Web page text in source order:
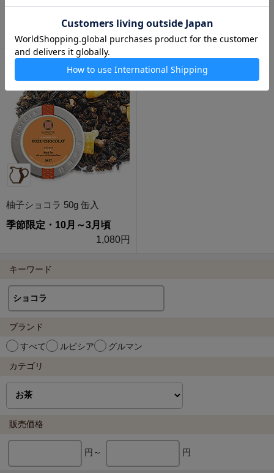
季節限定・9～2月
720円
季節限定・10月～3月頃
柚子ショコラ 50g 缶入
季節限定・10月～3月頃
1,080円
キーワード
ブランド
すべて
ルピシア グルマン
カテゴリ
販売価格
円～ 円